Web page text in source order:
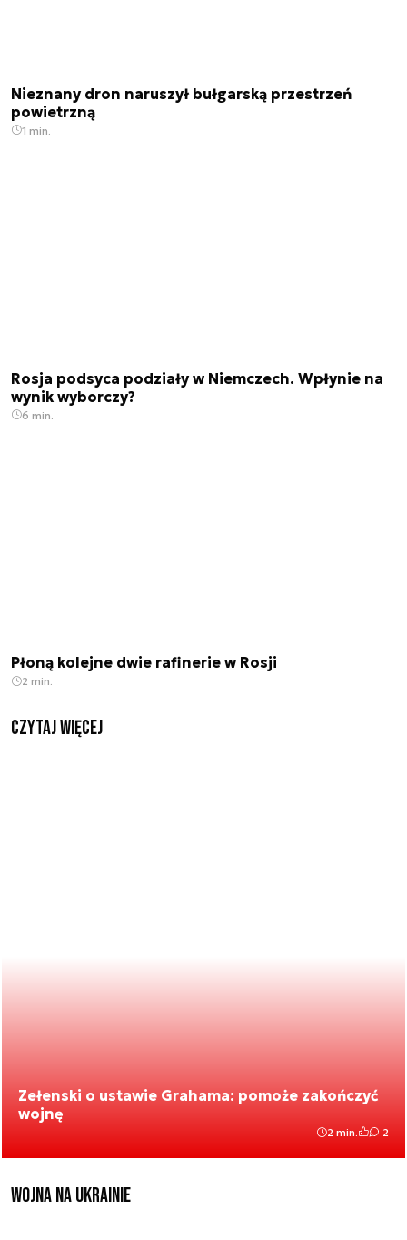
Nieznany dron naruszył bułgarską przestrzeń
powietrzną
1 min.
Rosja podsyca podziały w Niemczech. Wpłynie na
wynik wyborczy?
6 min.
Płoną kolejne dwie rafinerie w Rosji
2 min.
czytaj więcej
Zełenski o ustawie Grahama: pomoże zakończyć
wojnę
2 min. 2
Wojna na Ukrainie